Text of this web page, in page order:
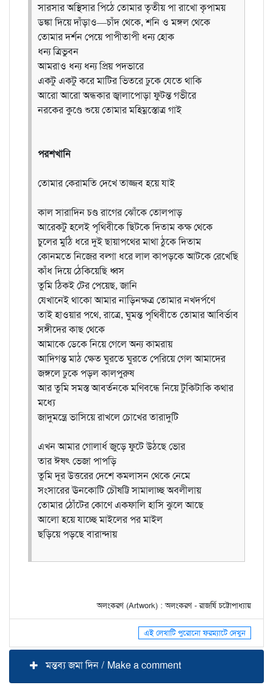
সারসার অস্থিসার পিঠে তোমার তৃতীয় পা রাখো কৃপাময়
ডঙ্কা দিয়ে দাঁড়াও—চাঁদ থেকে, শনি ও মঙ্গল থেকে
তোমার দর্শন পেয়ে পাপীতাপী ধন্য হোক
ধন্য ত্রিভুবন
আমরাও ধন্য ধন্য প্রিয় পদভারে
একটু একটু করে মাটির ভিতরে ঢুকে যেতে থাকি
আরো আরো অন্ধকার জ্বালাপোড়া ফুটন্ত গভীরে
নরকের কুণ্ডে শুয়ে তোমার মহিম্নস্তোত্র গাই
পরশখানি
তোমার কেরামতি দেখে তাজ্জব হয়ে যাই
কাল সারাদিন চণ্ড রাগের ঝোঁকে তোলপাড়
আরেকটু হলেই পৃথিবীকে ছিটকে দিতাম কক্ষ থেকে
চুলের মুঠি ধরে দুই ছায়াপথের মাথা ঠুকে দিতাম
কোনমতে নিজের বল্গা ধরে লাল কাপড়কে আটকে রেখেছি
কাঁধ দিয়ে ঠেকিয়েছি ধ্বস
তুমি ঠিকই টের পেয়েছ, জানি
যেখানেই থাকো আমার নাড়িনক্ষত্র তোমার নখদর্পণে
তাই হাওয়ার পথে, রাত্রে, ঘুমন্ত পৃথিবীতে তোমার আবির্ভাব
সঙ্গীদের কাছ থেকে
আমাকে ডেকে নিয়ে গেলে অন্য কামরায়
আদিগন্ত মাঠ ক্ষেত ঘুরতে ঘুরতে পেরিয়ে গেল আমাদের
জঙ্গলে ঢুকে পড়ল কালপুরুষ
আর তুমি সমস্ত আবর্তনকে মণিবন্ধে নিয়ে টুকিটাকি কথার
মধ্যে
জাদুমন্ত্রে ভাসিয়ে রাখলে চোখের তারাদুটি
এখন আমার গোলার্ধ জুড়ে ফুটে উঠছে ভোর
তার ঈষৎ ভেজা পাপড়ি
তুমি দূর উত্তরের দেশে কমলাসন থেকে নেমে
সংসারের ঊনকোটি চৌষট্টি সামালাচ্ছ অবলীলায়
তোমার ঠোঁটের কোণে একফালি হাসি ঝুলে আছে
আলো হয়ে যাচ্ছে মাইলের পর মাইল
ছড়িয়ে পড়ছে বারান্দায়
অলংকরণ (Artwork) : অলংকরণ - রাজর্ষি চট্টোপাধ্যায়
এই লেখাটি পুরোনো ফরম্যাটে দেখুন
মন্তব্য জমা দিন / Make a comment